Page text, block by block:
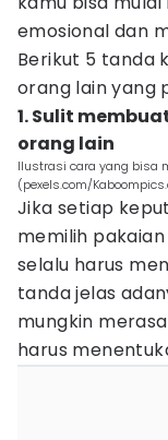
emosional dan
Berikut 5 tanda
orang lain yang
1. Sulit
orang lain
Ilustrasi cara yang bisa
(pexels.com/
Jika setiap
memilih
selalu harus
tanda jelas
mungkin
harus